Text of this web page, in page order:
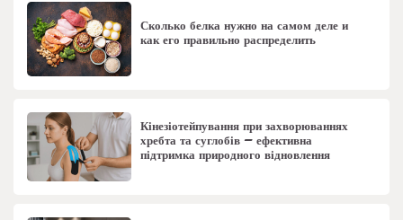
Сколько белка нужно на самом деле и
как его правильно распределить
Кінезіотейпування при захворюваннях
хребта та суглобів – ефективна
підтримка природного відновлення